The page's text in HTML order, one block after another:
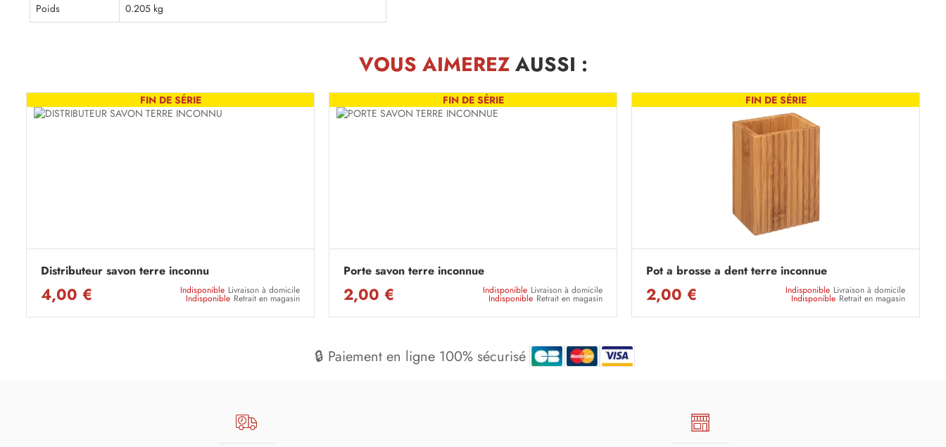
Poids
0.205 kg
VOUS AIMEREZAUSSI :
FIN DE SÉRIE
Distributeur savon terre inconnu
4,00 € Indisponible Livraison à domicile
Indisponible Retrait en magasin
FIN DE SÉRIE
Porte savon terre inconnue
2,00 € Indisponible Livraison à domicile
Indisponible Retrait en magasin
FIN DE SÉRIE
Pot a brosse a dent terre inconnue
2,00 € Indisponible Livraison à domicile
Indisponible Retrait en magasin
🔒 Paiement en ligne 100% sécurisé